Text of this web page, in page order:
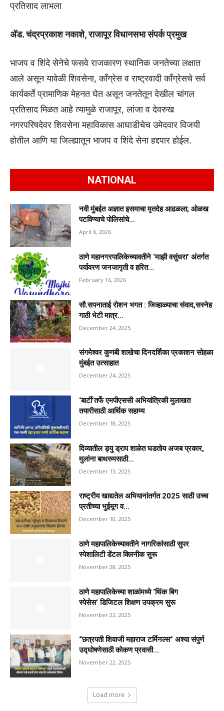
प्रतिसाद लाभला
ॲड. चंद्रप्रकाश नकाशे, राजापूर विधानसभा संपर्क प्रमुख
भाजप व शिंदे सेनेचे फसवे राजकारण स्थानिक जनतेच्या लक्षात
आले असून यावेळी शिवसेना, काँग्रेस व राष्ट्रवादी काँग्रेसचे सर्व
कार्यकर्ते प्रामाणिक मेहनत घेत असून जनतेतून देखील चांगल
प्रतिसाद मिळत आहे त्यामुळे राजापूर, लांजा व देवरुख
नगरपरिषदेवर शिवसेना महाविकास आघाडीचेच उमेदवार विजयी
होतील आणि या जिल्ह्यातून भाजप व शिंदे सेना हद्दपार होईल.
NATIONAL
नवी मुंबईत अज्ञात इसमाचा मृतदेह आढळला; ओळख
पटविण्याचे पोलिसांचे...
April 6, 2026
ठाणे महानगरपालिकेच्यावतीने ‘माझी वसुंधरा’ अंतर्गत
पर्यावरण जनजागृती व हरित...
February 16, 2026
सौ.सपनाताई रोशन भगत : जिव्हाळ्याचा संवाद,सस्नेह
गाठी भेटी मात्र...
December 24, 2025
संगमेश्वर कुणबी शाखेचा दिनदर्शिका प्रकाशन सोहळा
मुंबईत उत्साहात
December 24, 2025
‘बार्टी’तर्फे एमपीएससी अभियांत्रिकी मुलाखत
तयारीसाठी आर्थिक सहाय्य
December 18, 2025
दिव्यातील ड्यु ड्राप शाळेत घडतोय अजब प्रकार,
मुलांना बाथरुमसाठी...
December 13, 2025
राष्ट्रीय खाद्यतेल अभियानांतर्गत 2025 साठी उच्च
प्रतीच्या भुईमूग व...
December 10, 2025
ठाणे महापालिकेच्यावतीने नागरिकांसाठी सुपर
स्पेशालिटी डेंटल क्लिनीक सुरू
November 28, 2025
ठाणे महापालिकेच्या शाळांमध्ये ‘थिंक बिग
स्पेसेस’ डिजिटल शिक्षण उपक्रम सुरू
November 22, 2025
“छत्रपती शिवाजी महाराज टर्मिनल्स” अश्या संपुर्ण
उद्घोषणेसाठी कोकण प्रवासी...
November 22, 2025
Load more